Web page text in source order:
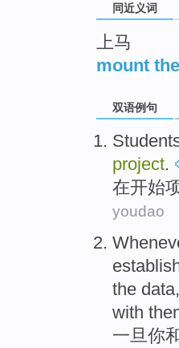
同近义词
上马
mount
双语例句
project.
在开始
youdao
the data
with
一旦你